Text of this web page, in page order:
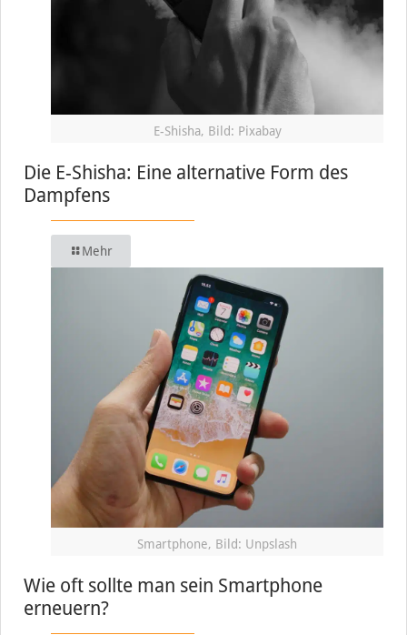
E-Shisha, Bild: Pixabay
Die E-Shisha: Eine alternative Form des
Dampfens
Mehr
Smartphone, Bild: Unpslash
Wie oft sollte man sein Smartphone
erneuern?